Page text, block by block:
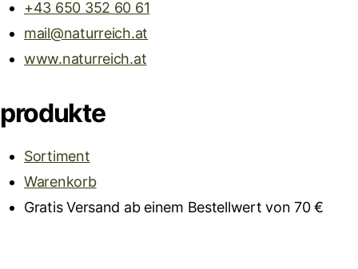
+43 650 352 60 61
mail@naturreich.at
www.naturreich.at
produkte
Sortiment
Warenkorb
Gratis Versand ab einem Bestellwert von 70 €